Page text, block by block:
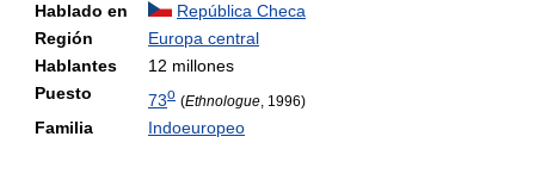
Hablado en
República Checa
Región
Europa central
Hablantes
12 millones
Puesto
73o (Ethnologue , 1996)
Familia Indoeuropeo